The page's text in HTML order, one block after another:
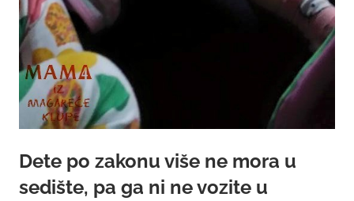
Dete po zakonu više ne mora u
sedište, pa ga ni ne vozite u